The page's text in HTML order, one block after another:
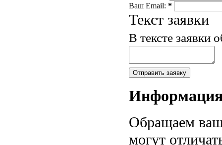
Ваш Email: *
Текст заявки
В тексте заявки
Обращаем
могут